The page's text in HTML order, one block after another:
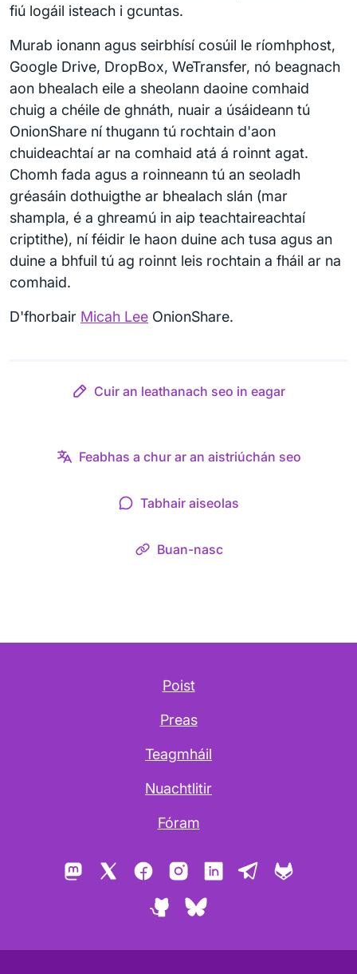
fiú logáil isteach i gcuntas.
Murab ionann agus seirbhísí cosúil le ríomhphost,
Google Drive, DropBox, WeTransfer, nó beagnach
aon bhealach eile a sheolann daoine comhaid
chuig a chéile de ghnáth, nuair a úsáideann tú
OnionShare ní thugann tú rochtain d'aon
chuideachtaí ar na comhaid atá á roinnt agat.
Chomh fada agus a roinneann tú an seoladh
gréasáin dothuigthe ar bhealach slán (mar
shampla, é a ghreamú in aip teachtaireachtaí
criptithe), ní féidir le haon duine ach tusa agus an
duine a bhfuil tú ag roinnt leis rochtain a fháil ar na
comhaid.
D'fhorbair Micah Lee OnionShare.
Cuir an leathanach seo in eagar
Feabhas a chur ar an aistriúchán seo
Tabhair aiseolas
Buan-nasc
Poist
Preas
Teagmháil
Nuachtlitir
Fóram
Mastodon FacebookInstagramLinkedInTelegram
GitHubBluesky